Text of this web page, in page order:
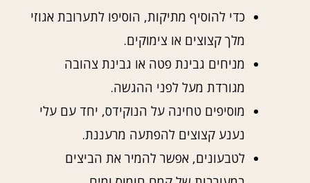
כדי להוסיף מתיקות, הוסיפו לתערובת אגוזי
מלך קצוצים או צימוקים.
מניחים גבינת פטה או גבינת צהובה
מגורדת מעל לפני ההגשה.
מוסיפים טחינה על הנוקידס, יחד עם עלי
נענע קצוצים להפתעה מרעננת.
לטבעונים, אפשר להמיר את הביצים